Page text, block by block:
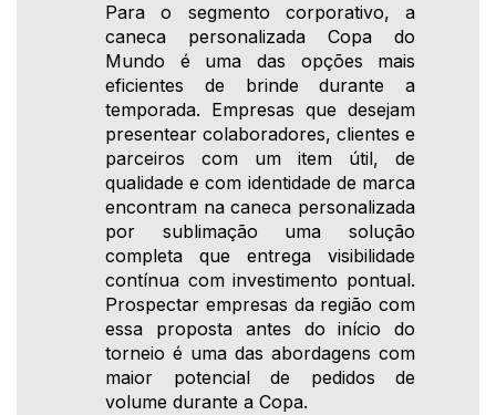
Para o segmento corporativo, a
caneca personalizada Copa do
Mundo é uma das opções mais
eficientes de brinde durante a
temporada. Empresas que desejam
presentear colaboradores, clientes e
parceiros com um item útil, de
qualidade e com identidade de marca
encontram na caneca personalizada
por sublimação uma solução
completa que entrega visibilidade
contínua com investimento pontual.
Prospectar empresas da região com
essa proposta antes do início do
torneio é uma das abordagens com
maior potencial de pedidos de
volume durante a Copa.